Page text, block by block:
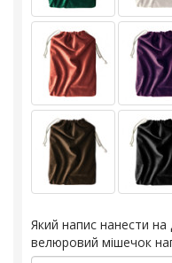
Який напис нанести на
велюровий мішечок